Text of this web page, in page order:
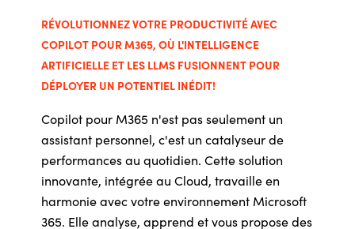
RÉVOLUTIONNEZ VOTRE PRODUCTIVITÉ AVEC
COPILOT POUR M365, OÙ L'INTELLIGENCE
ARTIFICIELLE ET LES LLMS FUSIONNENT POUR
DÉPLOYER UN POTENTIEL INÉDIT!
Copilot pour M365 n'est pas seulement un
assistant personnel, c'est un catalyseur de
performances au quotidien. Cette solution
innovante, intégrée au Cloud, travaille en
harmonie avec votre environnement Microsoft
365. Elle analyse, apprend et vous propose des